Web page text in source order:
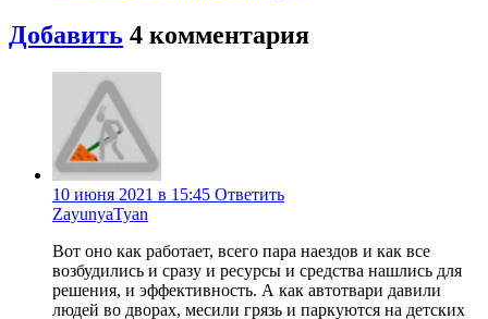
Добавить 4 комментария
10 июня 2021 в 15:45 Ответить
ZayunyaTyan
Вот оно как работает, всего пара наездов и как все
возбудились и сразу и ресурсы и средства нашлись для
решения, и эффективность. А как автотвари давили
людей во дворах, месили грязь и паркуются на детских